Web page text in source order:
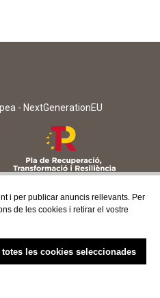
i per publicar anuncis rellevants. Per
de les cookies i retirar el vostre
totes les cookies seleccionades
- NextGenerationEU